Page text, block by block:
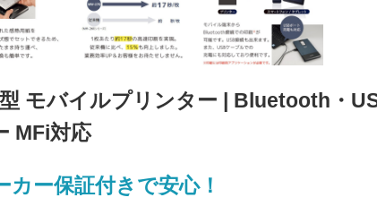
モバイルプリンター | Bluetooth・
MFi対応
ー保証付きで安心！